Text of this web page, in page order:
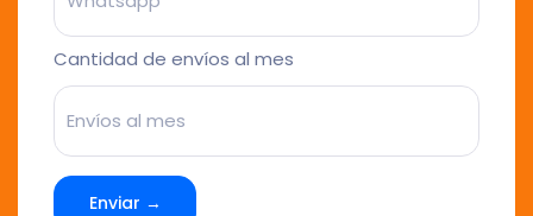
Cantidad de envíos al mes
Enviar →